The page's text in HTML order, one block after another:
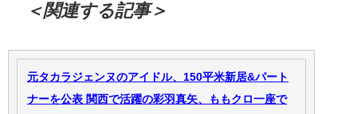
＜関連する記事＞
元タカラジェンヌのアイドル、150平米新居&パート
ナーを公表 関西で活躍の彩羽真矢、ももクロ一座で